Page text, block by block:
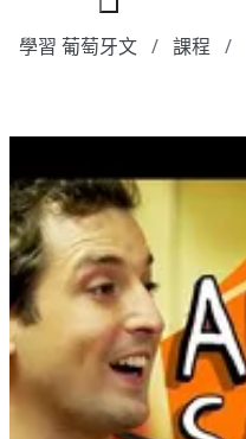
學習 葡萄牙文 課程